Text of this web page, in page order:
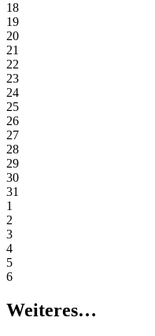
18
19
20
21
22
23
24
25
26
27
28
29
30
31
1
2
3
4
5
6
Weiteres…